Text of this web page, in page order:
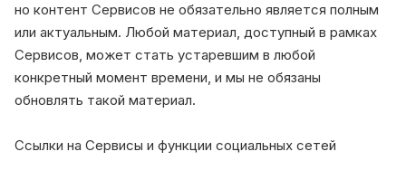
но контент Сервисов не обязательно является полным
или актуальным. Любой материал, доступный в рамках
Сервисов, может стать устаревшим в любой
конкретный момент времени, и мы не обязаны
обновлять такой материал.
Ссылки на Сервисы и функции социальных сетей